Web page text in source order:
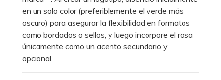
en un solo color (preferiblemente el verde más
oscuro) para asegurar la flexibilidad en formatos
como bordados o sellos, y luego incorpore el rosa
únicamente como un acento secundario y
opcional.